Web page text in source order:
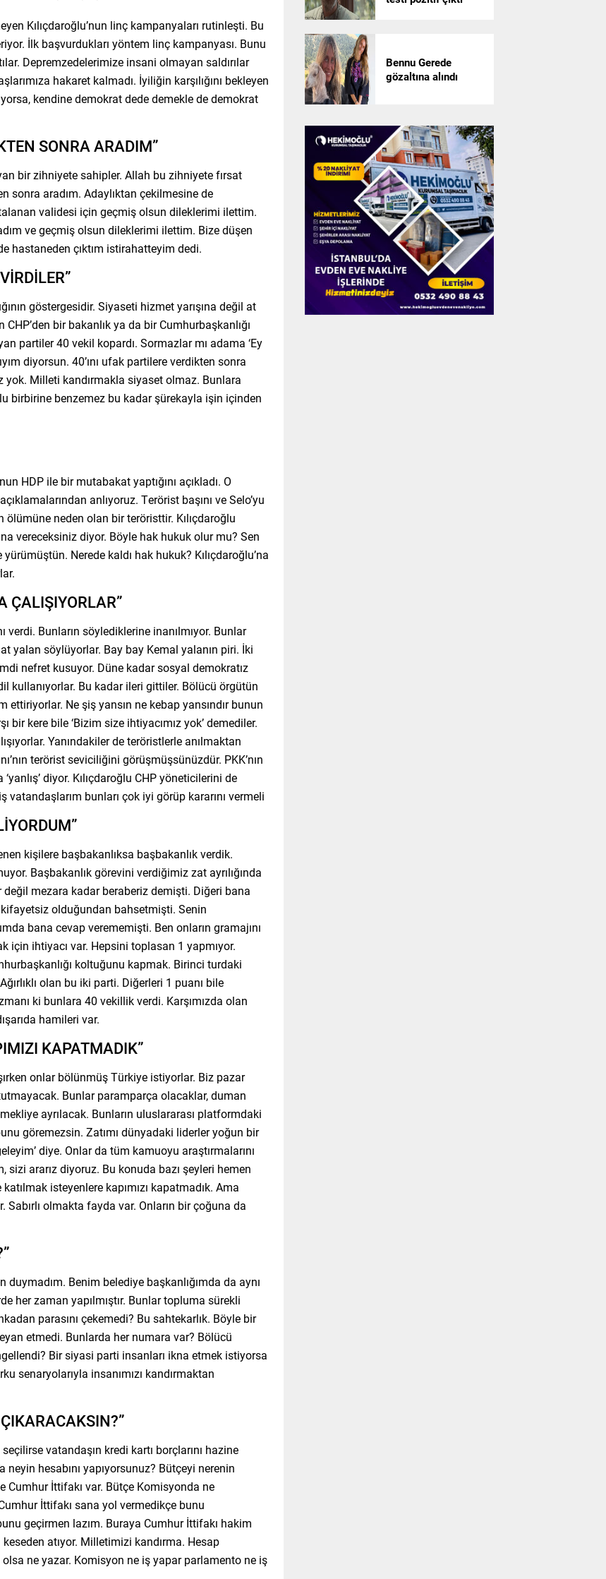
Kılıçdaroğlu’nun linç kampanyaları rutinleşti. Bu
İlk başvurdukları yöntem linç kampanyası. Bunu
Depremzedelerimize insani olmayan saldırılar
hakaret kalmadı. İyiliğin karşılığını bekleyen
kendine demokrat dede demekle de demokrat
SONRA ARADIM”
bir zihniyete sahipler. Allah bu zihniyete fırsat
sonra aradım. Adaylıktan çekilmesine de
validesi için geçmiş olsun dileklerimi ilettim.
ve geçmiş olsun dileklerimi ilettim. Bize düşen
hastaneden çıktım istirahatteyim dedi.
göstergesidir. Siyaseti hizmet yarışına değil at
bir bakanlık ya da bir Cumhurbaşkanlığı
partiler 40 vekil kopardı. Sormazlar mı adama ‘Ey
diyorsun. 40’ını ufak partilere verdikten sonra
yok. Milleti kandırmakla siyaset olmaz. Bunlara
birbirine benzemez bu kadar şürekayla işin içinden
HDP ile bir mutabakat yaptığını açıkladı. O
anlıyoruz. Terörist başını ve Selo’yu
ölümüne neden olan bir teröristtir. Kılıçdaroğlu
vereceksiniz diyor. Böyle hak hukuk olur mu? Sen
Nerede kaldı hak hukuk? Kılıçdaroğlu’na
ÇALIŞIYORLAR”
Bunların söylediklerine inanılmıyor. Bunlar
yalan söylüyorlar. Bay bay Kemal yalanın piri. İki
nefret kusuyor. Düne kadar sosyal demokratız
kullanıyorlar. Bu kadar ileri gittiler. Bölücü örgütün
ettiriyorlar. Ne şiş yansın ne kebap yansındır bunun
bir kere bile ‘Bizim size ihtiyacımız yok’ demediler.
Yanındakiler de teröristlerle anılmaktan
terörist seviciliğini görüşmüşsünüzdür. PKK’nın
diyor. Kılıçdaroğlu CHP yöneticilerini de
bunları çok iyi görüp kararını vermeli
kişilere başbakanlıksa başbakanlık verdik.
Başbakanlık görevini verdiğimiz zat ayrılığında
değil mezara kadar beraberiz demişti. Diğeri bana
kifayetsiz olduğundan bahsetmişti. Senin
bana cevap verememişti. Ben onların gramajını
için ihtiyacı var. Hepsini toplasan 1 yapmıyor.
koltuğunu kapmak. Birinci turdaki
olan bu iki parti. Diğerleri 1 puanı bile
ki bunlara 40 vekillik verdi. Karşımızda olan
hamileri var.
KAPATMADIK”
onlar bölünmüş Türkiye istiyorlar. Biz pazar
Bunlar paramparça olacaklar, duman
ayrılacak. Bunların uluslararası platformdaki
göremezsin. Zatımı dünyadaki liderler yoğun bir
diye. Onlar da tüm kamuoyu araştırmalarını
ararız diyoruz. Bu konuda bazı şeyleri hemen
isteyenlere kapımızı kapatmadık. Ama
Sabırlı olmakta fayda var. Onların bir çoğuna da
Benim belediye başkanlığımda da aynı
her zaman yapılmıştır. Bunlar topluma sürekli
parasını çekemedi? Bu sahtekarlık. Böyle bir
etmedi. Bunlarda her numara var? Bölücü
Bir siyasi parti insanları ikna etmek istiyorsa
senaryolarıyla insanımızı kandırmaktan
vatandaşın kredi kartı borçlarını hazine
hesabını yapıyorsunuz? Bütçeyi nerenin
Cumhur İttifakı var. Bütçe Komisyonda ne
İttifakı sana yol vermedikçe bunu
geçirmen lazım. Buraya Cumhur İttifakı hakim
atıyor. Milletimizi kandırma. Hesap
olsa ne yazar. Komisyon ne iş yapar parlamento ne iş
Bennu Gerede
gözaltına alındı